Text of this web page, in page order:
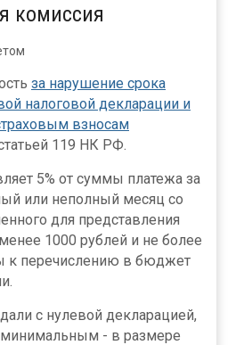
комиссия
за нарушение срока
налоговой декларации и
взносам
119 НК РФ.
5% от суммы платежа за
или неполный месяц со
для представления
1000 рублей и не более
к перечислению в бюджет
с нулевой декларацией,
- в размере